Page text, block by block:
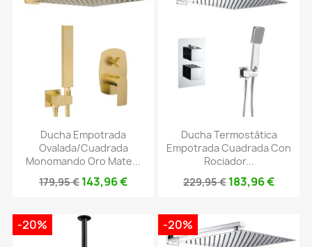
Ducha Empotrada
Ovalada/cuadrada
Monomando Oro Mate...
179,95 € 143,96 €
Ducha Termostática
Empotrada Cuadrada Con
Rociador...
229,95 € 183,96 €
-20% -20%